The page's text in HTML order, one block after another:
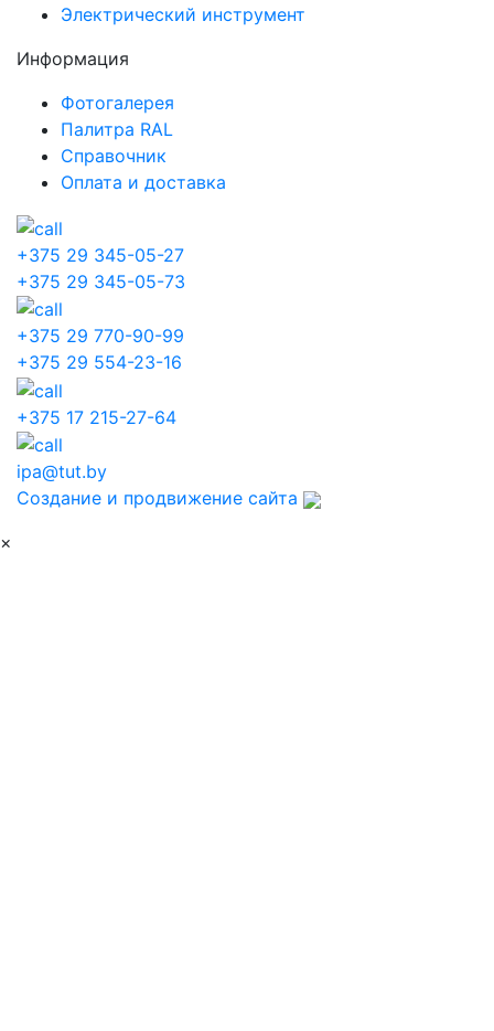
Электрический инструмент
Информация
Фотогалерея
Палитра RAL
Справочник
Оплата и доставка
+375 29 345-05-27
+375 29 345-05-73
+375 29 770-90-99
+375 29 554-23-16
+375 17 215-27-64
ipa@tut.by
Создание и продвижение сайта
×